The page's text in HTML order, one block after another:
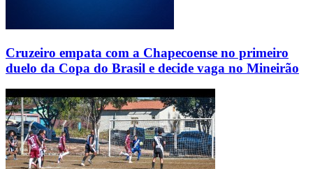
Cruzeiro empata com a Chapecoense no primeiro
duelo da Copa do Brasil e decide vaga no Mineirão